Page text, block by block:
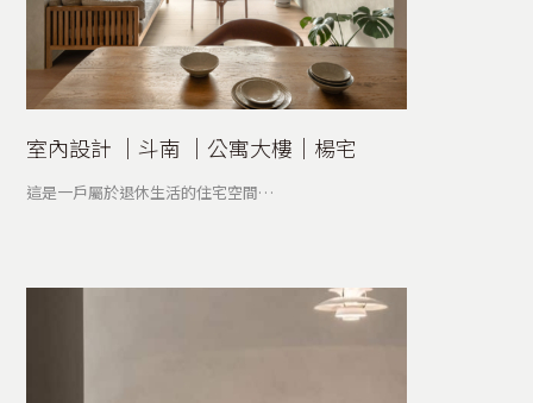
室內設計 │斗南 │公寓大樓│楊宅
這是一戶屬於退休生活的住宅空間…